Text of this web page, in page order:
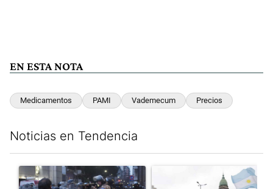
EN ESTA NOTA
Medicamentos PAMI Vademecum Precios
Noticias en Tendencia
Un artículo de tendencia con el título "La tensión frente al
Un artículo de tendencia